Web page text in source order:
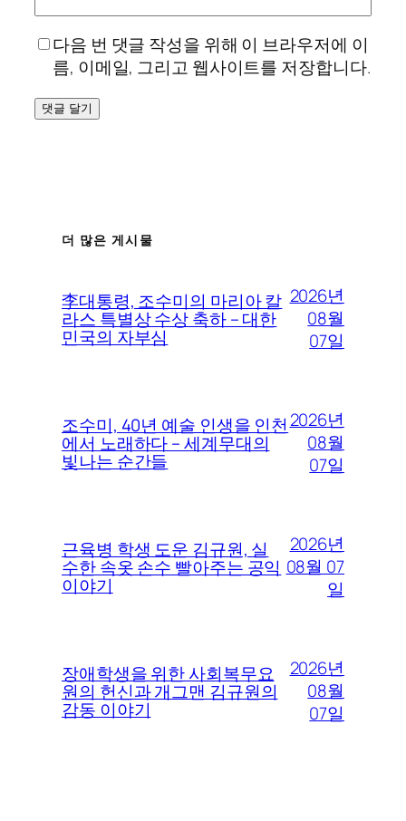
다음 번 댓글 작성을 위해 이 브라우저에 이
름, 이메일, 그리고 웹사이트를 저장합니다.
더 많은 게시물
李대통령, 조수미의 마리아 칼
라스 특별상 수상 축하 – 대한
민국의 자부심
2026년
08월
07일
조수미, 40년 예술 인생을 인천
에서 노래하다 – 세계무대의
빛나는 순간들
2026년
08월
07일
근육병 학생 도운 김규원, 실
수한 속옷 손수 빨아주는 공익
이야기
2026년
08월 07
일
장애학생을 위한 사회복무요
원의 헌신과 개그맨 김규원의
감동 이야기
2026년
08월
07일